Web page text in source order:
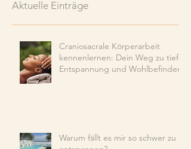
Aktuelle Einträge
Craniosacrale Körperarbeit
kennenlernen: Dein Weg zu tiefer
Entspannung und Wohlbefinden
Warum fällt es mir so schwer zu